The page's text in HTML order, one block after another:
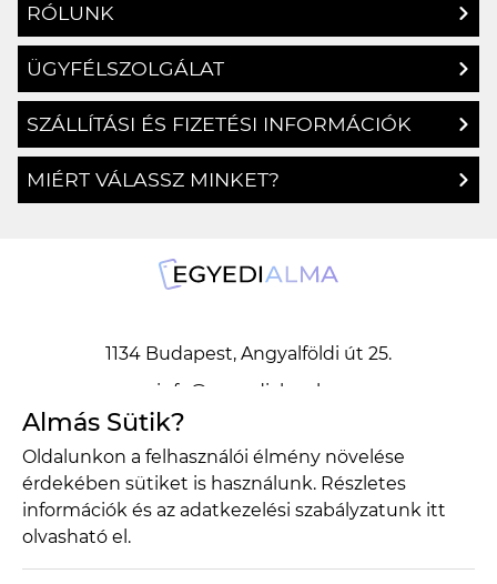
RÓLUNK
ÜGYFÉLSZOLGÁLAT
SZÁLLÍTÁSI ÉS FIZETÉSI INFORMÁCIÓK
MIÉRT VÁLASSZ MINKET?
1134 Budapest, Angyalföldi út 25.
info@egyedialma.hu
1134 Budapest, Angyalföldi út 25.
info@egyedialma.hu
Almás Sütik?
Oldalunkon a felhasználói élmény növelése
érdekében sütiket is használunk. Részletes
információk és az adatkezelési szabályzatunk itt
olvasható el.